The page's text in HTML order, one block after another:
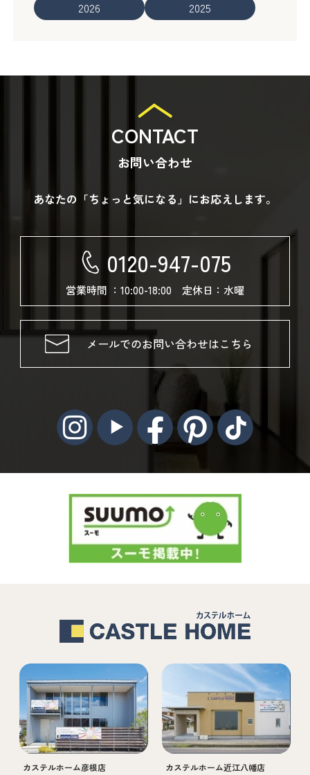
2026 2025
CONTACT
お問い合わせ
あなたの「ちょっと気になる」にお応えします。
0120-947-075
営業時間 ：10:00-18:00 定休日：水曜
メールでのお問い合わせはこちら
カステルホーム彦根店
カステルホーム近江八幡店